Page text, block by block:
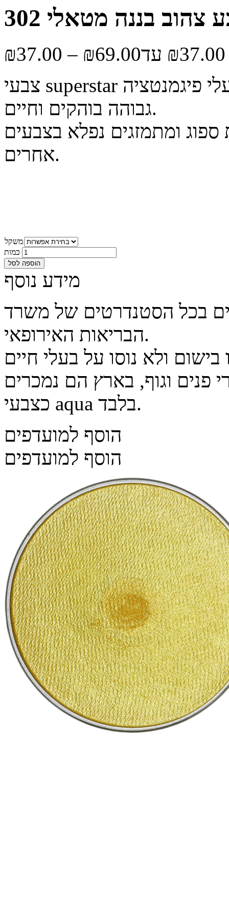
₪37.00 – ₪69.00
צבעי superstar הם צבעים יפהפיים על בסיס מים, בעלי פיגמנטציה
גבוהה בוהקים וחיים.
ומתמזגים נפלא בצבעים
אחרים.
משקל
כמות
הוספה לסל
מידע נוסף
בכל הסטנדרטים של משרד
הבריאות האירופאי.
פנים וגוף, בארץ הם נמכרים
כצבעי aqua בלבד.
הוסף למועדפים
הוסף למועדפים